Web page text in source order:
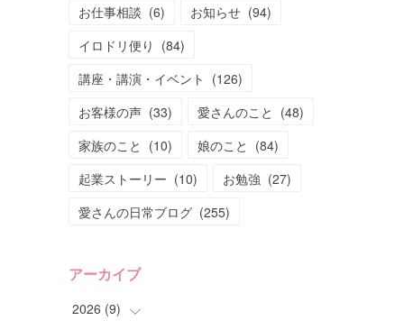
お仕事相談 (6) お知らせ (94)
イロドリ便り (84)
講座・講演・イベント (126)
お客様の声 (33) 愛さんのこと (48)
家族のこと (10) 娘のこと (84)
起業ストーリー (10) お勉強 (27)
愛さんの日常ブログ (255)
アーカイブ
2026 (9)